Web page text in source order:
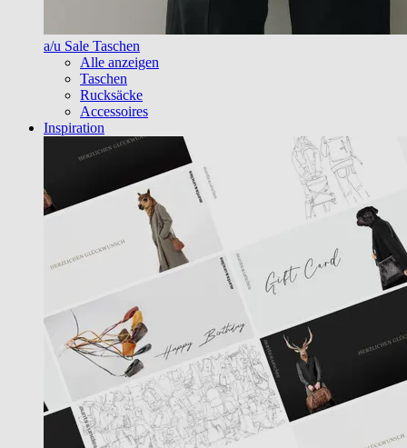
a/u Sale Taschen
Alle anzeigen
Taschen
Rucksäcke
Accessoires
Inspiration